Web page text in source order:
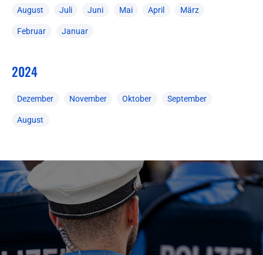
August Juli Juni Mai April März
Februar Januar
2024
Dezember November Oktober September
August